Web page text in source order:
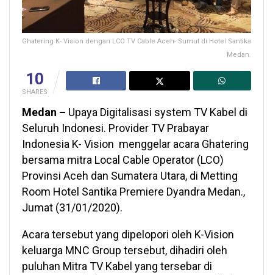
Ghatering K- Vision dengan LCO TV Cable Aceh- Sumut di Hotel Santika
Medan.
10
SHARES
Medan – Upaya Digitalisasi system TV Kabel di
Seluruh Indonesi. Provider TV Prabayar
Indonesia K- Vision menggelar acara Ghatering
bersama mitra Local Cable Operator (LCO)
Provinsi Aceh dan Sumatera Utara, di Metting
Room Hotel Santika Premiere Dyandra Medan.,
Jumat (31/01/2020).
Acara tersebut yang dipelopori oleh K-Vision
keluarga MNC Group tersebut, dihadiri oleh
puluhan Mitra TV Kabel yang tersebar di